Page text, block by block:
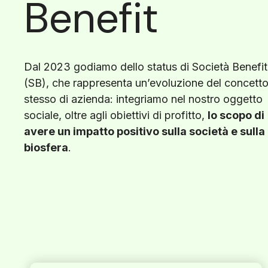
Benefit
Dal 2023 godiamo dello status di Società Benefit
(SB), che rappresenta un’evoluzione del concetto
stesso di azienda: integriamo nel nostro oggetto
sociale, oltre agli obiettivi di profitto, lo scopo di
avere un impatto positivo sulla società e sulla
biosfera.